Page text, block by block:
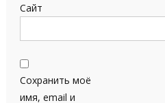
Сайт
Сохранить моё
имя, email и